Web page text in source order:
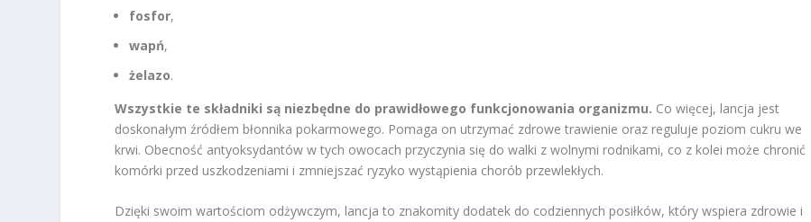
fosfor,
wapń,
żelazo.
Wszystkie te składniki są niezbędne do prawidłowego funkcjonowania organizmu. Co więcej, lancja jest
doskonałym źródłem błonnika pokarmowego. Pomaga on utrzymać zdrowe trawienie oraz reguluje poziom cukru we
krwi. Obecność antyoksydantów w tych owocach przyczynia się do walki z wolnymi rodnikami, co z kolei może chronić
komórki przed uszkodzeniami i zmniejszać ryzyko wystąpienia chorób przewlekłych.
Dzięki swoim wartościom odżywczym, lancja to znakomity dodatek do codziennych posiłków, który wspiera zdrowie i